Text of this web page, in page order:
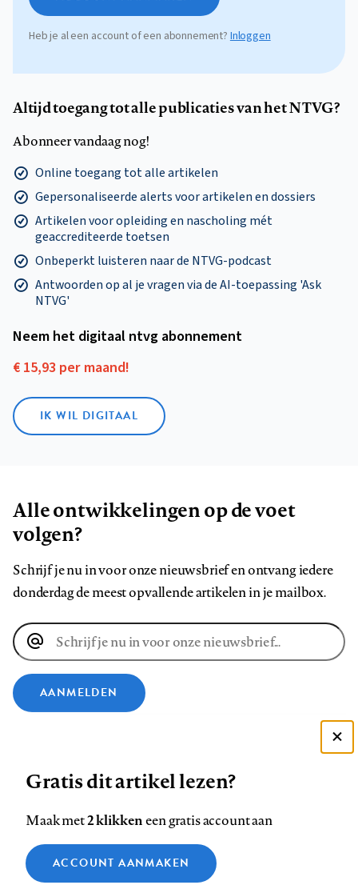
Heb je al een account of een abonnement?Inloggen
Altijd toegang tot alle publicaties van het NTVG?
Abonneer vandaag nog!
Online toegang tot alle artikelen
Gepersonaliseerde alerts voor artikelen en dossiers
Artikelen voor opleiding en nascholing mét
geaccrediteerde toetsen
Onbeperkt luisteren naar de NTVG-podcast
Antwoorden op al je vragen via de AI-toepassing 'Ask
NTVG'
Neem het digitaal ntvg abonnement
€ 15,93 per maand!
IK WIL DIGITAAL
Alle ontwikkelingen op de voet
volgen?
Schrijf je nu in voor onze nieuwsbrief en ontvang iedere
donderdag de meest opvallende artikelen in je mailbox.
E-
mailadres
AANMELDEN
ons
op
Facebook
ons
op
LinkedIn
ons
op
Bluesky
ons
op
Instagram
ons
op
YouTube
ons
Footer
Contact Privacy
Medische vragen verdienen
Zie onze cookie policy
Analytische cookies
Gratis dit artikel lezen?
Maak met2 klikkeneen gratis account aan
ACCOUNT AANMAKEN